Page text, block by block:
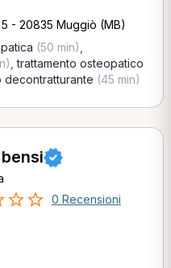
- 20835 Muggiò (MB)
(50 min)
,trattamento osteopatico
decontratturante (45 min)
0 Recensioni